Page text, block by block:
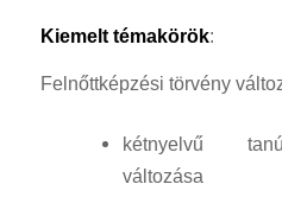
Kiemelt témakörök:
Felnőttképzési törvény
kétnyelvű
változása